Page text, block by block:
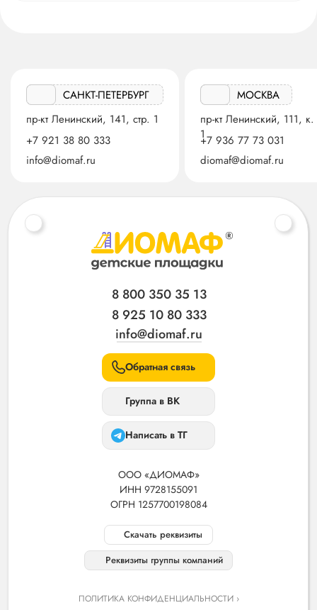
САНКТ-ПЕТЕРБУРГ
пр-кт Ленинский, 141, стр. 1
+7 921 38 80 333
info@diomaf.ru
МОСКВА
пр-кт Ленинский, 111, к.
1+7 936 77 73 031
diomaf@diomaf.ru
ООО «ДИОМАФ»
ИНН 9728155091
ОГРН 1257700198084
Скачать реквизиты
Реквизиты группы компаний
8 800 350 35 13
8 925 10 80 333
info@diomaf.ru
Обратная связь
Группа в ВК
Написать в ТГ
ПОЛИТИКА КОНФИДЕНЦИАЛЬНОСТИ ›